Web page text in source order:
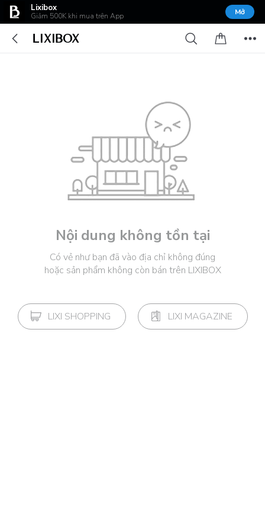
Lixibox
Giảm 500K khi mua trên App Mở
Nội dung không tồn tại
Có vẻ như bạn đã vào địa chỉ không đúng
hoặc sản phẩm không còn bán trên LIXIBOX
LIXI SHOPPING LIXI MAGAZINE